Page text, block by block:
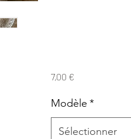
7,00 €Prix
Modèle *
Sélectionner